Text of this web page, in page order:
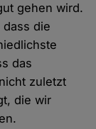
gehen wird.
die
das
zuletzt
die wir